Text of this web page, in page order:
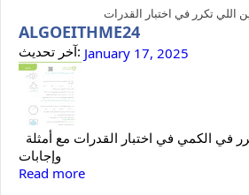
اللي تكرر في اختبار القدرات
ALGOEITHME24
آخر تحديث: January 17, 2025
وإجابات
Read more